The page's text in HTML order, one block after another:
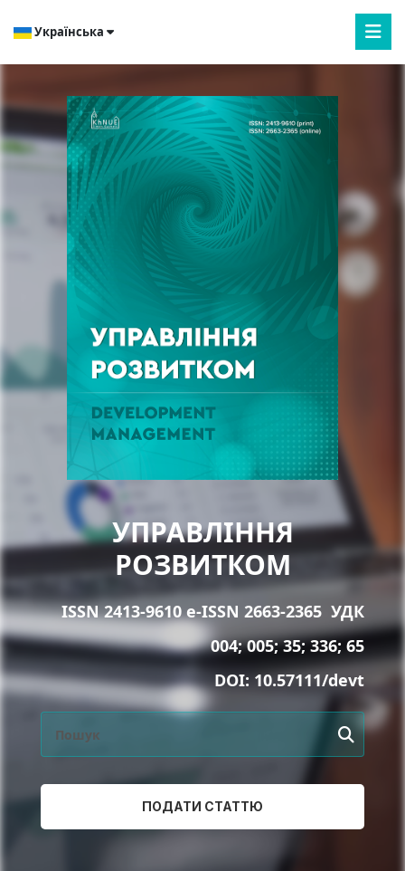
Українська
УПРАВЛІННЯ
РОЗВИТКОМ
ISSN 2413-9610 e-ISSN 2663-2365 УДК
004; 005; 35; 336; 65
DOI:10.57111/devt
ПОДАТИ СТАТТЮ